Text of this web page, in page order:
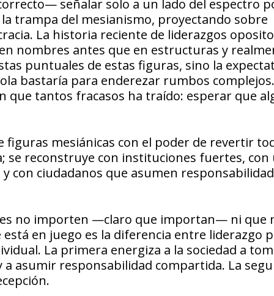
señalar solo a un lado del espectro
trampa del mesianismo, proyectando sobre
La historia reciente de liderazgos
nombres antes que en estructuras y
puntuales de estas figuras, sino la
bastaría para enderezar rumbos
tantos fracasos ha traído: esperar que
figuras mesiánicas con el poder de revertir
se reconstruye con instituciones fuertes, con
con ciudadanos que asumen
no importen —claro que importan— ni que
en juego es la diferencia entre liderazgo
La primera energiza a la sociedad a
asumir responsabilidad compartida. La